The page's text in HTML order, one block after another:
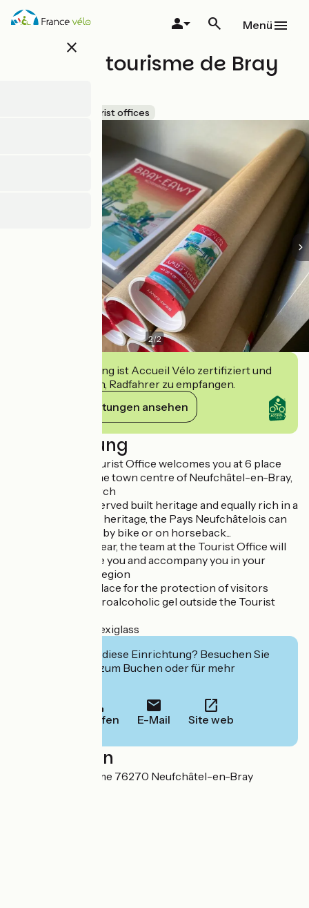
Direkt
zum
close
Menü
Office de tourisme de Bray
Tourist offices
2/2
Diese Einrichtung ist Accueil Vélo zertifiziert und
verpflichtet sich, Radfahrer zu empfangen.
Ihre Verpflichtungen ansehen
Beschreibung
The Bray Eawy Tourist Office welcomes you at 6 place
Notre-Dame, in the town centre of Neufchâtel-en-Bray,
opposite the church
Rich in a still preserved built heritage and equally rich in a
surprising natural heritage, the Pays Neufchâtelois can
be visited on foot, by bike or on horseback...
Throughout the year, the team at the Tourist Office will
be happy to advise you and accompany you in your
discovery of this region
Measures put in place for the protection of visitors
Provision of a hydroalcoholic gel outside the Tourist
Installation of a plexiglass
Interessiert Sie diese Einrichtung? Besuchen Sie
deren Website zum Buchen oder für mehr
Anrufen E-Mail Site web
Localisation
6 place Notre Dame 76270 Neufchâtel-en-Bray